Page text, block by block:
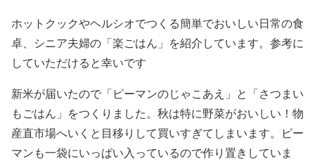
ホットクックやヘルシオでつくる簡単でおいしい日常の食
卓、シニア夫婦の「楽ごはん」を紹介しています。参考に
していただけると幸いです
新米が届いたので「ピーマンのじゃこあえ」と「さつまい
もごはん」をつくりました。秋は特に野菜がおいしい！物
産直市場へいくと目移りして買いすぎてしまいます。ピー
マンも一袋にいっぱい入っているので作り置きしていま